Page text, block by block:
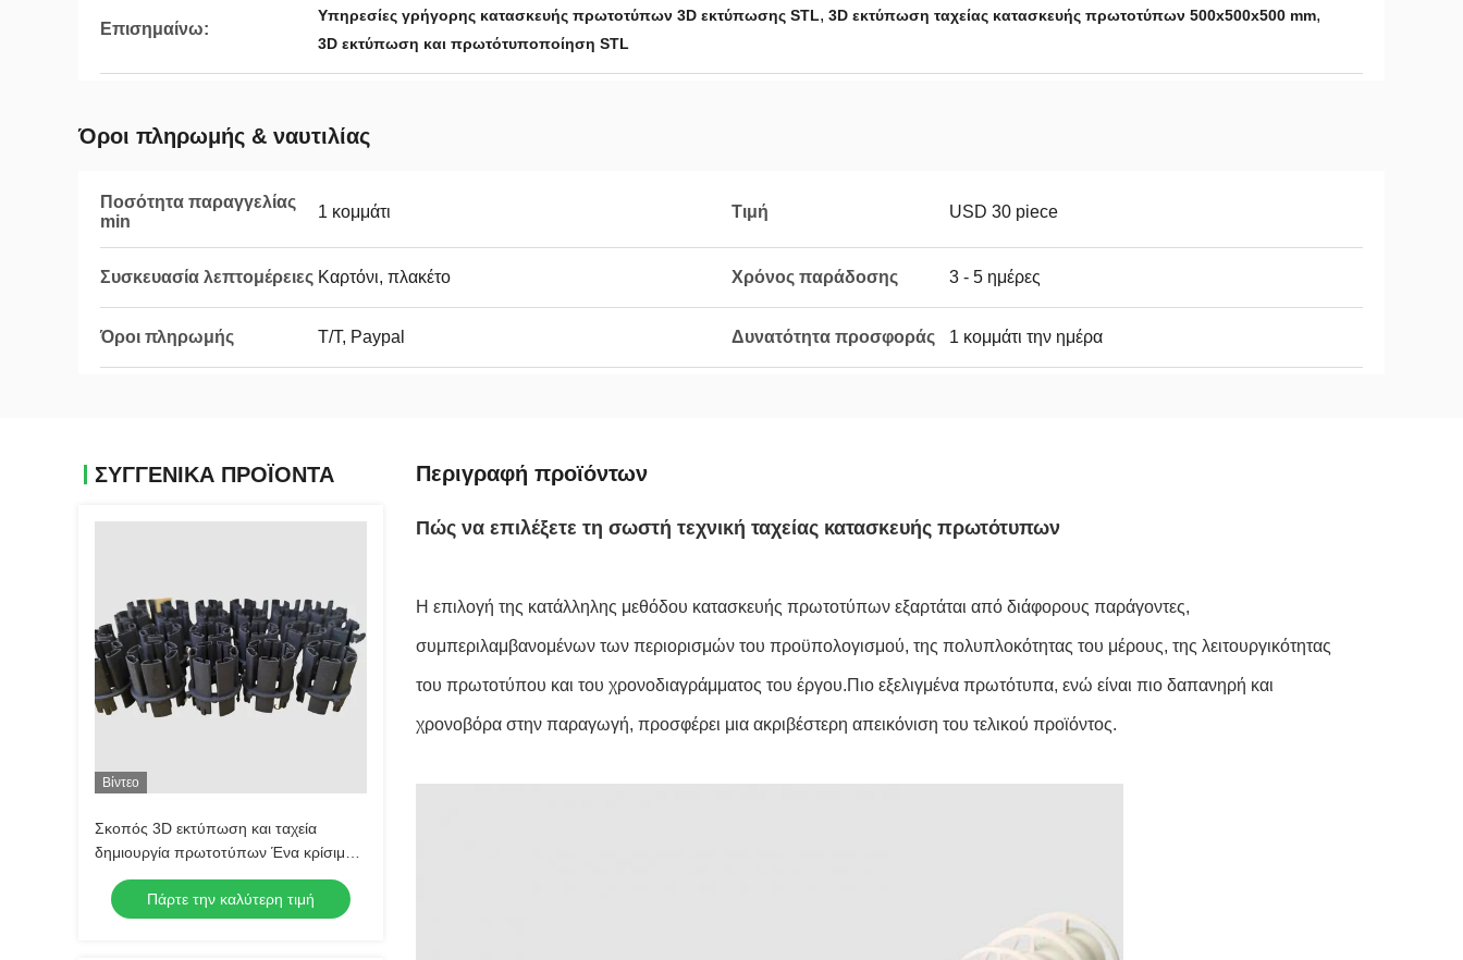
Επισημαίνω:
Υπηρεσίες γρήγορης κατασκευής πρωτοτύπων 3D εκτύπωσης STL, 3D εκτύπωση ταχείας κατασκευής πρωτοτύπων 500x500x500 mm,
3D εκτύπωση και πρωτότυποποίηση STL
Όροι πληρωμής & ναυτιλίας
Ποσότητα παραγγελίας
min
1 κομμάτι Τιμή USD 30 piece
Συσκευασία λεπτομέρειες Καρτόνι, πλακέτο Χρόνος παράδοσης 3 - 5 ημέρες
Όροι πληρωμής Τ/Τ, Paypal Δυνατότητα προσφοράς 1 κομμάτι την ημέρα
ΣΥΓΓΕΝΙΚΆ ΠΡΟΪΌΝΤΑ
Βίντεο
Σκοπός 3D εκτύπωση και ταχεία
δημιουργία πρωτοτύπων Ένα κρίσιμο
βήμα για να φέρετε το προϊόν σας στην
αγορά
Πάρτε την καλύτερη τιμή
Περιγραφή προϊόντων
Πώς να επιλέξετε τη σωστή τεχνική ταχείας κατασκευής πρωτότυπων
Η επιλογή της κατάλληλης μεθόδου κατασκευής πρωτοτύπων εξαρτάται από διάφορους παράγοντες,
συμπεριλαμβανομένων των περιορισμών του προϋπολογισμού, της πολυπλοκότητας του μέρους, της λειτουργικότητας
του πρωτοτύπου και του χρονοδιαγράμματος του έργου.Πιο εξελιγμένα πρωτότυπα, ενώ είναι πιο δαπανηρή και
χρονοβόρα στην παραγωγή, προσφέρει μια ακριβέστερη απεικόνιση του τελικού προϊόντος.